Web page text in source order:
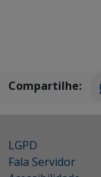
Compartilhe:
LGPD
Fala Servidor